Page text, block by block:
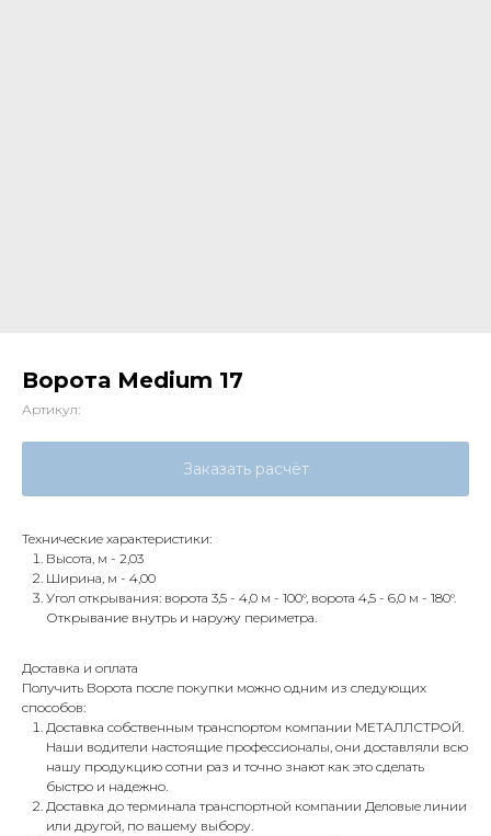
Ворота Medium 17
Артикул:
Заказать расчёт
Технические характеристики:
Высота, м - 2,03
Ширина, м - 4,00
Угол открывания: ворота 3,5 - 4,0 м - 100°, ворота 4,5 - 6,0 м - 180°.
Открывание внутрь и наружу периметра.
Доставка и оплата
Получить Ворота после покупки можно одним из следующих
способов:
Доставка собственным транспортом компании МЕТАЛЛСТРОЙ.
Наши водители настоящие профессионалы, они доставляли всю
нашу продукцию сотни раз и точно знают как это сделать
быстро и надежно.
Доставка до терминала транспортной компании Деловые линии
или другой, по вашему выбору.